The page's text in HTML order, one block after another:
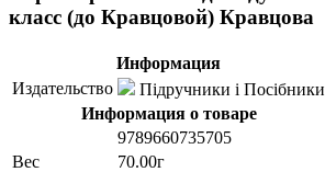
класс (до Кравцовой) Кравцова
Информация
Издательство
Підручники і Посібники
Информация о товаре
9789660735705
Вес
70.00г